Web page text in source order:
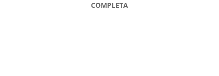
COMPLETA